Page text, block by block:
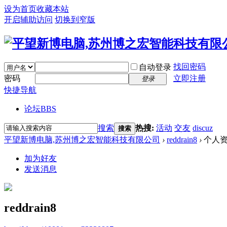
设为首页收藏本站
开启辅助访问 切换到窄版
自动登录 找回密码
密码
登录
立即注册
快捷导航
论坛BBS
搜索 搜索 热搜: 活动 交友 discuz
平望新博电脑,苏州博之宏智能科技有限公司 › reddrain8 › 个人
加为好友
发送消息
reddrain8